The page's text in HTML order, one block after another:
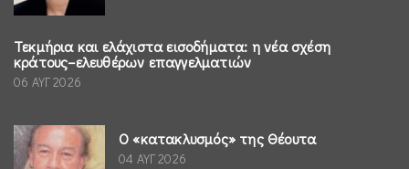
Τεκμήρια και ελάχιστα εισοδήματα: η νέα σχέση
κράτους–ελευθέρων επαγγελματιών
06 ΑΥΓ 2026
Ο «κατακλυσμός» της Θέουτα
04 ΑΥΓ 2026